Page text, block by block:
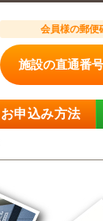
会員様の郵便
施設の直通番
お申込み方法